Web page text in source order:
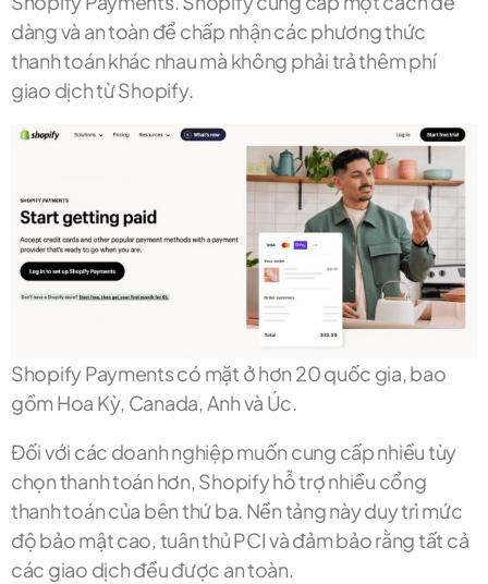
dàng và an toàn để chấp nhận các phương thức
thanh toán khác nhau mà không phải trả thêm phí
giao dịch từ Shopify.
Shopify Payments có mặt ở hơn 20 quốc gia, bao
gồm Hoa Kỳ, Canada, Anh và Úc.
Đối với các doanh nghiệp muốn cung cấp nhiều tùy
chọn thanh toán hơn, Shopify hỗ trợ nhiều cổng
thanh toán của bên thứ ba. Nền tảng này duy trì mức
độ bảo mật cao, tuân thủ PCI và đảm bảo rằng tất cả
các giao dịch đều được an toàn.